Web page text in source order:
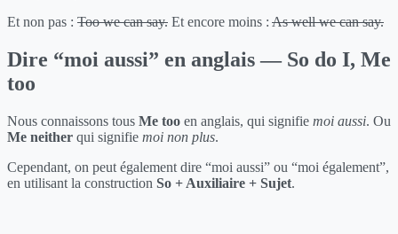
Et non pas : Too we can say. Et encore moins : As well we can say.
Dire “moi aussi” en anglais — So do I, Me
too
Nous connaissons tous Me too en anglais, qui signifie moi aussi. Ou
Me neither qui signifie moi non plus.
Cependant, on peut également dire “moi aussi” ou “moi également”,
en utilisant la construction So + Auxiliaire + Sujet.